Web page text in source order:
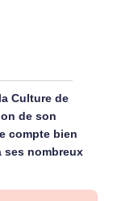
Culture de
de son
compte bien
ses nombreux